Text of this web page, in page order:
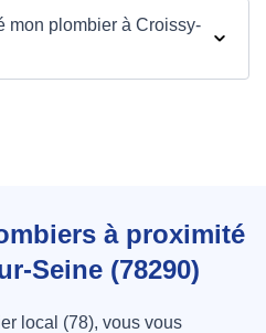
mon plombier à Croissy-
à proximité
Seine (78290)
local (78), vous vous